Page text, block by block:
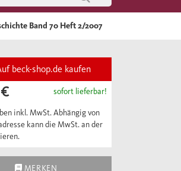
Band 70 Heft 2/2007
beck-shop.de kaufen
sofort lieferbar!
inkl. MwSt. Abhängig von
kann die MwSt. an der
MERKEN